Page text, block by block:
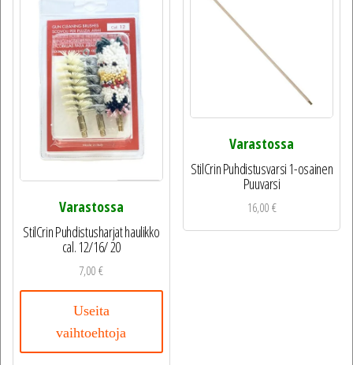
Varastossa
StilCrin Puhdistusharjat haulikko
cal. 12/16/ 20
7,00€
Useita
vaihtoehtoja
Varastossa
StilCrin Puhdistusvarsi 1-osainen
Puuvarsi
16,00€